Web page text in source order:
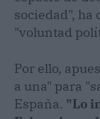
sociedad",
"voluntad
Por ello,
a una" para
España. "Lo